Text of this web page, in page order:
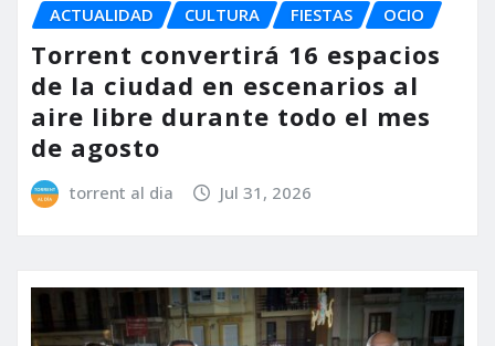
ACTUALIDAD CULTURA FIESTAS OCIO
Torrent convertirá 16 espacios
de la ciudad en escenarios al
aire libre durante todo el mes
de agosto
torrent al dia Jul 31, 2026